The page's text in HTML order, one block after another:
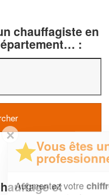
chauffagiste en
:
et
êtes un
?
chiffre d'affaireset